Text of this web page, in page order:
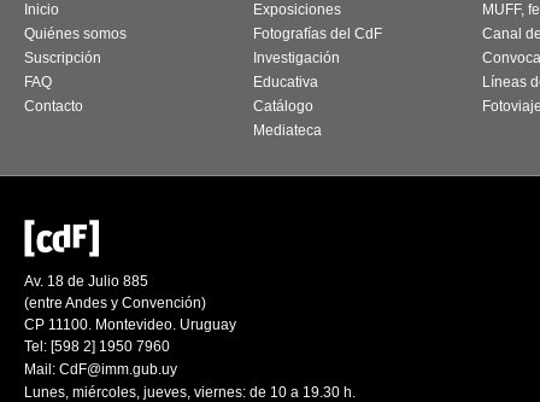
Inicio
Quiénes somos
Suscripción
FAQ
Contacto
Exposiciones
Fotografías del CdF
Investigación
Educativa
Catálogo
Mediateca
MUFF,
Canal
Líneas
Av. 18 de Julio 885
(entre Andes y Convención)
CP 11100. Montevideo. Uruguay
Tel: [598 2] 1950 7960
Mail: CdF@imm.gub.uy
Lunes, miércoles, jueves, viernes: de 10 a 19.30 h.